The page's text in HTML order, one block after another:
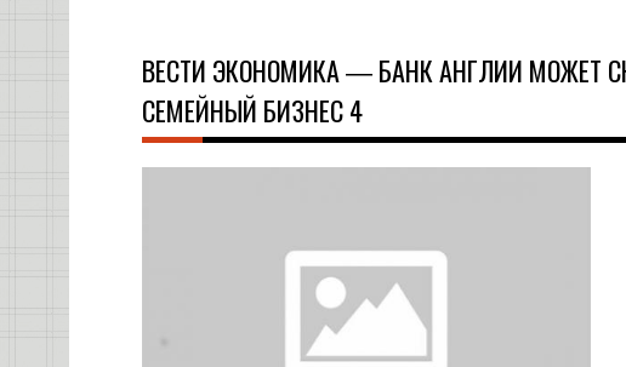
ВЕСТИ ЭКОНОМИКА ― БАНК АНГЛИИ МОЖЕТ
СЕМЕЙНЫЙ БИЗНЕС 4